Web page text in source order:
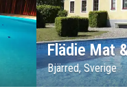
Flädie Mat
Bjärred, Sverige